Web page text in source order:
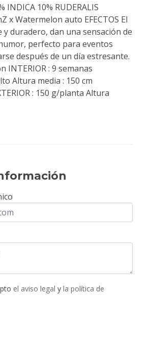
INDICA 10% RUDERALIS
x Watermelon auto EFECTOS El
duradero, dan una sensación de
perfecto para eventos
después de un día estresante.
INTERIOR : 9 semanas
Altura media : 150 cm
: 150 g/planta Altura
el aviso legal y la política de